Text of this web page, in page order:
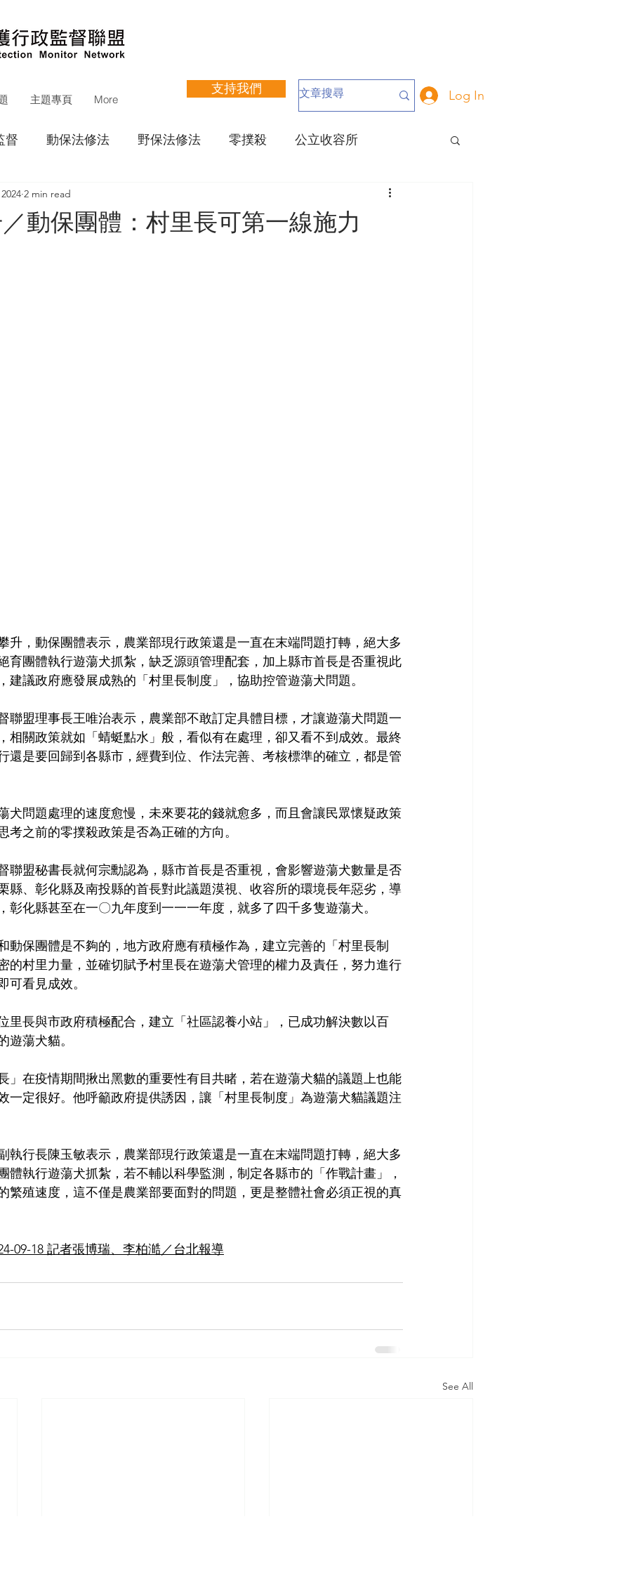
主題專頁 More
支持我們 Log In
督 動保法修法 野保法修法 零撲殺 公立收容所
收容所網站評鑑 動保里長
動保團體：村里長可第一線施力
2 min read
升，動保團體表示， 農業部現行政策還是一直在末端問題打轉，絕大多
育團體執行遊蕩犬抓紮，缺乏源頭管理配套，加上縣市首長是否重視此
建議政府應發展成熟的「村里長制度」，協助控管遊蕩犬問題。
聯盟理事長王唯治表示，農業部不敢訂定具體目標，才讓遊蕩犬問題一
相關政策就如「蜻蜓點水」般，看似有在處理，卻又看不到成效。最終
還是要回歸到各縣市，經費到位、作法完善、考核標準的確立，都是管
犬問題處理的速度愈慢，未來要花的錢就愈多，而且會讓民眾懷疑政策
考之前的零撲殺政策是否為正確的方向。
聯盟秘書長就何宗勳認為，縣市首長是否重視，會影響遊蕩犬數量是否
縣、彰化縣及南投縣的首長對此議題漠視、收容所的環境長年惡劣，導
彰化縣甚至在一〇九年度到一一一年度，就多了四千多隻遊蕩犬。
動保團體是不夠的，地方政府應有積極作為，建立完善的「村里長制
的村里力量，並確切賦予村里長在遊蕩犬管理的權力及責任，努力進行
可看見成效。
里長與市政府積極配合，建立「社區認養小站」，已成功解決數以百
遊蕩犬貓。
」在疫情期間揪出黑數的重要性有目共睹，若在遊蕩犬貓的議題上也能
一定很好。他呼籲政府提供誘因，讓「村里長制度」為遊蕩犬貓議題注
執行長陳玉敏表示，農業部現行政策還是一直在末端問題打轉，絕大多
體執行遊蕩犬抓紮，若不輔以科學監測，制定各縣市的「作戰計畫」，
繁殖速度，這不僅是農業部要面對的問題，更是整體社會必須正視的真
09-18 記者張博瑞、李柏澔／台北報導
See All